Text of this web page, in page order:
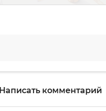
Написать комментарий